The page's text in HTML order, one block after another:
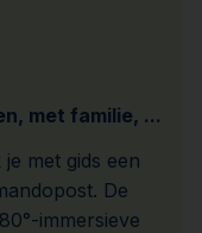
met familie, ...
je met gids een
De
immersieve